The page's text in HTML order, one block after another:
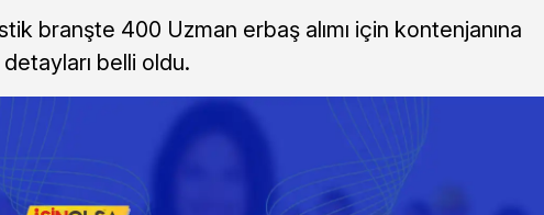
branşte 400 Uzman erbaş alımı için kontenjanına
belli oldu.